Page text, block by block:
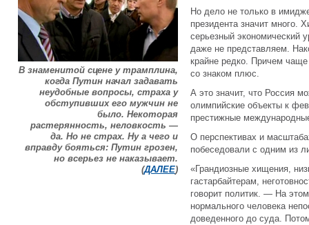
В знаменитой сцене у трамплина,
когда Путин начал задавать
неудобные вопросы, страха у
обступивших его мужчин не
было. Некоторая
растерянность, неловкость —
да. Но не страх. Ну а чего и
вправду бояться: Путин грозен,
но всерьез не наказывает.
(ДАЛЕЕ)
Но дело не только в
президента значит много.
серьезный экономический
даже не представляем.
крайне редко. Причем
со знаком плюс.
А это значит, что Россия
олимпийские объекты к
престижные
О перспективах и
побеседовали с одним
«Грандиозные хищения,
гастарбайтерам,
говорит политик. — На
нормального человека
доведенного до суда.